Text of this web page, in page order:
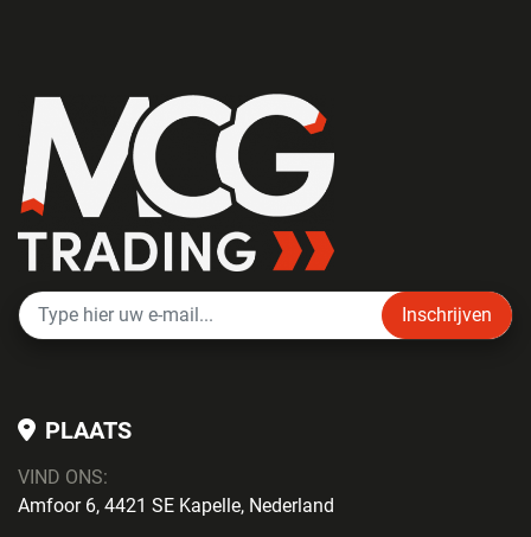
Inschrijven
PLAATS
VIND ONS:
Amfoor 6, 4421 SE Kapelle, Nederland